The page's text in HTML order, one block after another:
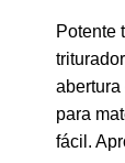
Potente
abertura
para
fácil.